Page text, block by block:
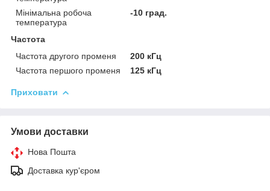
Мінімальна робоча
температура
-10 град.
Частота
Частота другого променя
200 кГц
Частота першого променя
125 кГц
Приховати
Умови доставки
Нова Пошта
Доставка кур'єром